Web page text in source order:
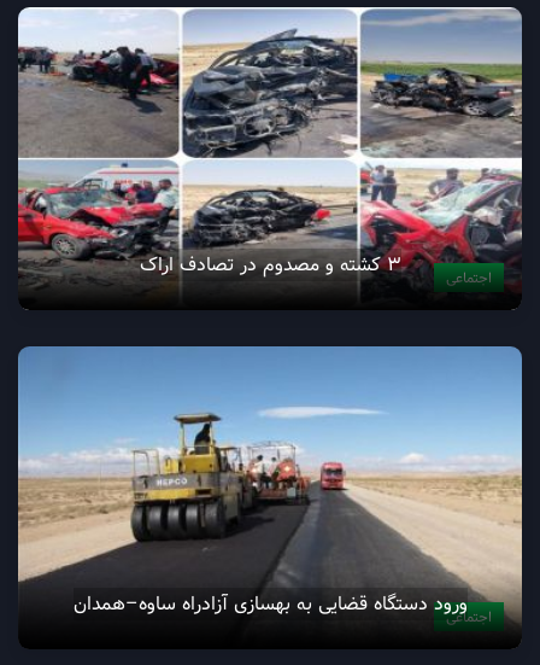
اجتماعی 3 کشته و مصدوم در تصادف اراک
اجتماعیورود دستگاه قضایی به بهسازی آزادراه ساوه–همدان